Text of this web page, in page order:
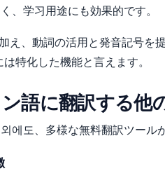
、学习用途にも効果的です。
え、動詞の活用と発音記号を
特化した機能と言えます。
語に翻訳する他
에도、多様な無料翻訳ツー